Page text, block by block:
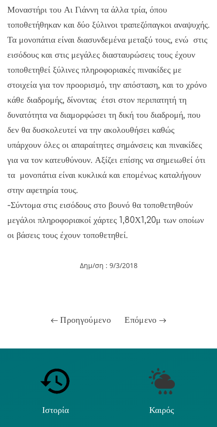
Μοναστήρι του Αι Γιάννη τα άλλα τρία, όπου
τοποθετήθηκαν και δύο ξύλινοι τραπεζόπαγκοι αναψυχής.
Τα μονοπάτια είναι διασυνδεμένα μεταξύ τους, ενώ στις
εισόδους και στις μεγάλες διασταυρώσεις τους έχουν
τοποθετηθεί ξύλινες πληροφοριακές πινακίδες με
στοιχεία για τον προορισμό, την απόσταση, και το χρόνο
κάθε διαδρομής, δίνοντας έτσι στον περιπατητή τη
δυνατότητα να διαμορφώσει τη δική του διαδρομή, που
δεν θα δυσκολευτεί να την ακολουθήσει καθώς
υπάρχουν όλες οι απαραίτητες σημάνσεις και πινακίδες
για να τον κατευθύνουν. Αξίζει επίσης να σημειωθεί ότι
τα μονοπάτια είναι κυκλικά και επομένως καταλήγουν
στην αφετηρία τους.
-Σύντομα στις εισόδους στο βουνό θα τοποθετηθούν
μεγάλοι πληροφοριακοί χάρτες 1,80Χ1,20μ των οποίων
οι βάσεις τους έχουν τοποθετηθεί.
Δημ/ση : 9/3/2018
Προηγούμενο Επόμενο
Ιστορία Καιρός